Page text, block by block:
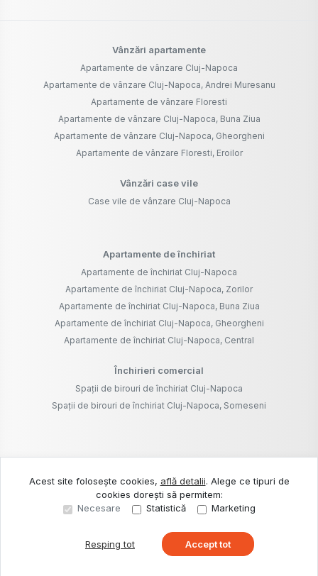
Vânzări apartamente
Apartamente de vânzare Cluj-Napoca
Apartamente de vânzare Cluj-Napoca, Andrei Muresanu
Apartamente de vânzare Floresti
Apartamente de vânzare Cluj-Napoca, Buna Ziua
Apartamente de vânzare Cluj-Napoca, Gheorgheni
Apartamente de vânzare Floresti, Eroilor
Vânzări case vile
Case vile de vânzare Cluj-Napoca
Apartamente de închiriat
Apartamente de închiriat Cluj-Napoca
Apartamente de închiriat Cluj-Napoca, Zorilor
Apartamente de închiriat Cluj-Napoca, Buna Ziua
Apartamente de închiriat Cluj-Napoca, Gheorgheni
Apartamente de închiriat Cluj-Napoca, Central
Închirieri comercial
Spații de birouri de închiriat Cluj-Napoca
Spații de birouri de închiriat Cluj-Napoca, Someseni
Site creat în
Acest site folosește cookies, află detalii. Alege ce tipuri de
cookies dorești să permitem:
Necesare
Statistică Marketing
Resping tot Accept tot